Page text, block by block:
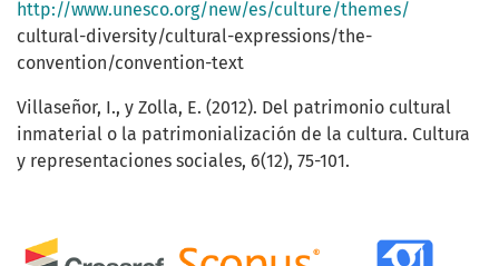
http://www.unesco.org/new/es/culture/themes/
cultural-diversity/cultural-expressions/the-
convention/convention-text
Villaseñor, I., y Zolla, E. (2012). Del patrimonio cultural
inmaterial o la patrimonialización de la cultura. Cultura
y representaciones sociales, 6(12), 75-101.